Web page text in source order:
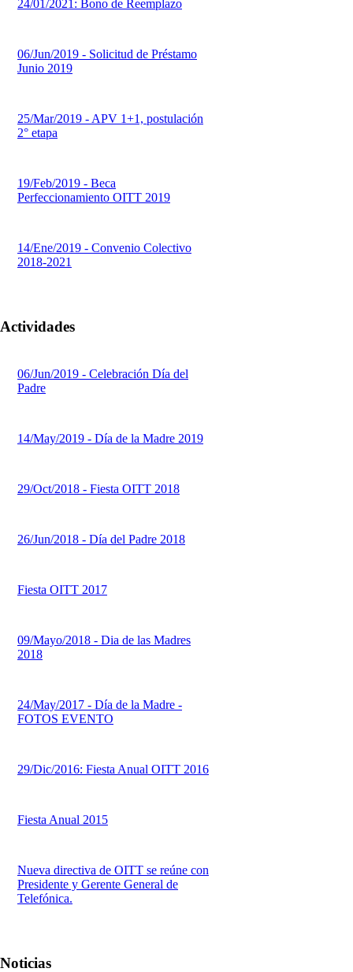
24/01/2021: Bono de Reemplazo
06/Jun/2019 - Solicitud de Préstamo
Junio 2019
25/Mar/2019 - APV 1+1, postulación
2° etapa
19/Feb/2019 - Beca
Perfeccionamiento OITT 2019
14/Ene/2019 - Convenio Colectivo
2018-2021
Actividades
06/Jun/2019 - Celebración Día del
Padre
14/May/2019 - Día de la Madre 2019
29/Oct/2018 - Fiesta OITT 2018
26/Jun/2018 - Día del Padre 2018
Fiesta OITT 2017
09/Mayo/2018 - Dia de las Madres
2018
24/May/2017 - Día de la Madre -
FOTOS EVENTO
29/Dic/2016: Fiesta Anual OITT 2016
Fiesta Anual 2015
Nueva directiva de OITT se reúne con
Presidente y Gerente General de
Telefónica.
Noticias